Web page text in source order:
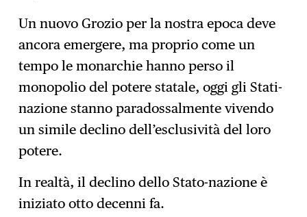
Un nuovo Grozio per la nostra epoca deve
ancora emergere, ma proprio come un
tempo le monarchie hanno perso il
monopolio del potere statale, oggi gli Stati-
nazione stanno paradossalmente vivendo
un simile declino dell’esclusività del loro
potere.
In realtà, il declino dello Stato-nazione è
iniziato otto decenni fa.